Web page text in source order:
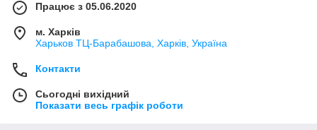
Працює з 05.06.2020
м. Харків
Харьков ТЦ-Барабашова, Харків, Україна
Контакти
Сьогодні вихідний
Показати весь графік роботи